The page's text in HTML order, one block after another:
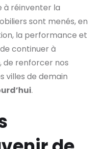
à réinventer la
sont menés, en
la performance et
continuer à
, de renforcer nos
villes de demain
.